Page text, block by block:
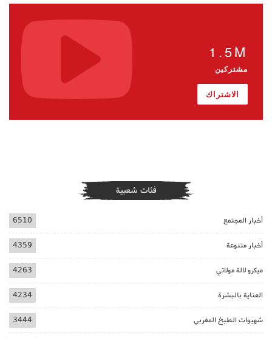
1.5M
مشتركين
الاشتراك
فئات شعبية
أخبار المجتمع 6510
أخبار متنوعة 4359
ميكرو لالة مولاتي 4263
العناية بالبشرة 4234
شهيوات الطبخ المغربي 3444